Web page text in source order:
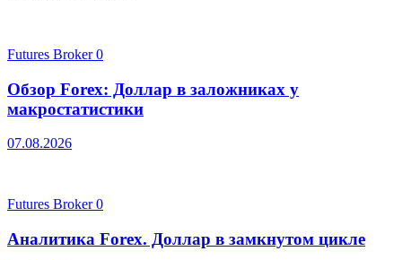
Futures Broker0
Обзор Forex: Доллар в заложниках у
макростатистики
07.08.2026
Futures Broker0
Аналитика Forex. Доллар в замкнутом цикле